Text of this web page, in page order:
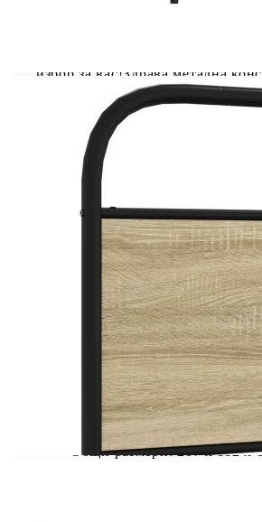
избор за вас!Здрава метална
Рамката на леглото е
Стоманата е изключително
материал, който предлага
здравина и
крака: Това легло се поддържа
осигуряващи стабилност,
предлага с табла, която
опора за гърба, когато седите в
четете или гледате телевизия,
същевременно служи и като
елемент.Решетъчна основа за
Рамката на леглото е
основа за опора и дишане на
матрак.Добре е да се знае:Към
включен матрак. Предлагаме
матраци. Можете да проверите
за подходящ матрак.
Цвят: Дъб сонома
Материал: Стомана,
Общи размери: 207 x 112